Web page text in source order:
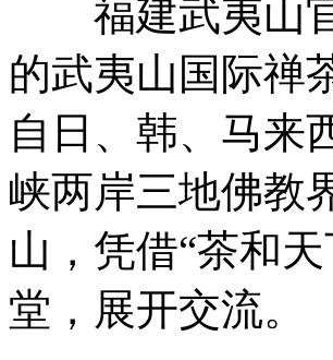
福建武夷山官
的武夷山国际禅
自日、韩、马来
峡两岸三地佛教
山，凭借“茶和
堂，展开交流。